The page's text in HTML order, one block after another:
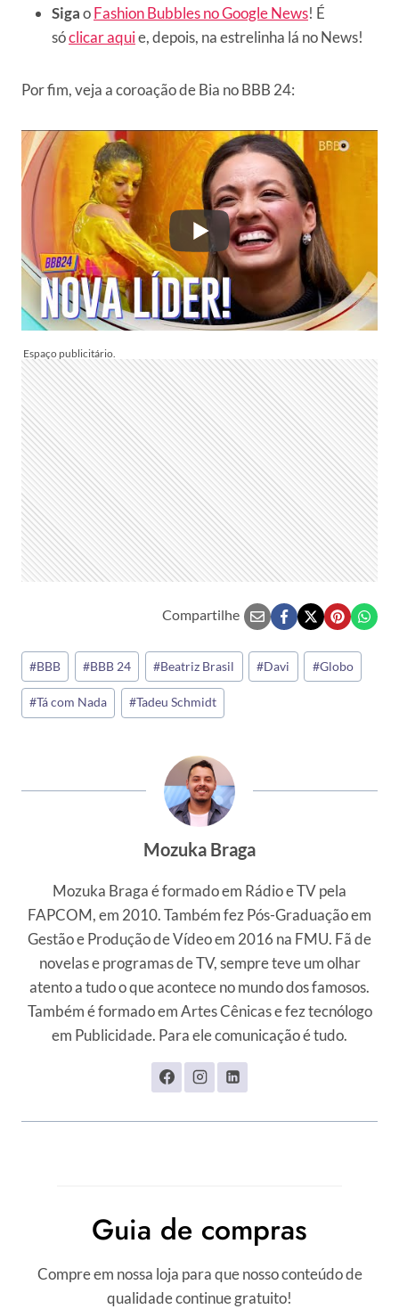
SigaoFashion Bubbles no Google News! É
sóclicar aquie, depois, na estrelinha lá no News!
Por fim, veja a coroação de Bia no BBB 24:
Compartilhe
Tags
do
Post:
#BBB #BBB 24 #Beatriz Brasil #Davi #Globo
#Tá com Nada #Tadeu Schmidt
Mozuka Braga
Mozuka Braga é formado em Rádio e TV pela
FAPCOM, em 2010. Também fez Pós-Graduação em
Gestão e Produção de Vídeo em 2016 na FMU. Fã de
novelas e programas de TV, sempre teve um olhar
atento a tudo o que acontece no mundo dos famosos.
Também é formado em Artes Cênicas e fez tecnólogo
em Publicidade. Para ele comunicação é tudo.
Guia de compras
Compre em nossa loja para que nosso conteúdo de
qualidade continue gratuito!